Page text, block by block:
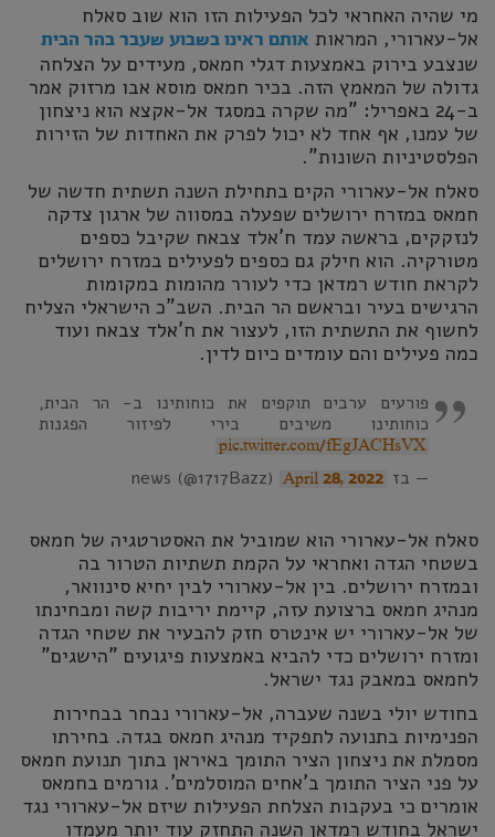
מי שהיה האחראי לכל הפעילות הזו הוא שוב סאלח
אל-עארורי, המראות אותם ראינו בשבוע שעבר בהר הבית
שנצבע בירוק באמצעות דגלי חמאס, מעידים על הצלחה
גדולה של המאמץ הזה. בכיר חמאס מוסא אבו מרזוק אמר
ב-24 באפריל: "מה שקרה במסגד אל-אקצא הוא ניצחון
של עמנו, אף אחד לא יכול לפרק את האחדות של הזירות
הפלסטיניות השונות".
סאלח אל-עארורי הקים בתחילת השנה תשתית חדשה של
חמאס במזרח ירושלים שפעלה במסווה של ארגון צדקה
לנזקקים, בראשה עמד ח'אלד צבאח שקיבל כספים
מטורקיה. הוא חילק גם כספים לפעילים במזרח ירושלים
לקראת חודש רמדאן כדי לעורר מהומות במקומות
הרגישים בעיר ובראשם הר הבית. השב"כ הישראלי הצליח
לחשוף את התשתית הזו, לעצור את ח'אלד צבאח ועוד
כמה פעילים והם עומדים כיום לדין.
פורעים ערבים תוקפים את כוחותינו ב- הר הבית,
כוחותינו משיבים בירי לפיזור הפגנות
pic.twitter.com/fEgJACHsVX
— בז news (@1717Bazz) April 28, 2022
סאלח אל-עארורי הוא שמוביל את האסטרטגיה של חמאס
בשטחי הגדה ואחראי על הקמת תשתיות הטרור בה
ובמזרח ירושלים. בין אל-עארורי לבין יחיא סינוואר,
מנהיג חמאס ברצועת עזה, קיימת יריבות קשה ומבחינתו
של אל-עארורי יש אינטרס חזק להבעיר את שטחי הגדה
ומזרח ירושלים כדי להביא באמצעות פיגועים "הישגים"
לחמאס במאבק נגד ישראל.
בחודש יולי בשנה שעברה, אל-עארורי נבחר בבחירות
הפנימיות בתנועה לתפקיד מנהיג חמאס בגדה. בחירתו
מסמלת את ניצחון הציר התומך באיראן בתוך תנועת חמאס
על פני הציר התומך ב'אחים המוסלמים'. גורמים בחמאס
אומרים כי בעקבות הצלחת הפעילות שיזם אל-עארורי נגד
ישראל בחודש רמדאן השנה התחזק עוד יותר מעמדו